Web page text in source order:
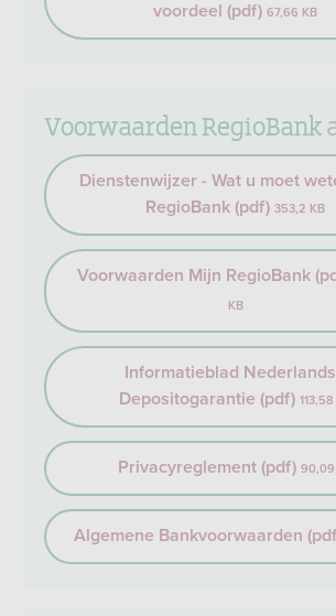
voordeel (pdf) 67,66 KB
Voorwaarden RegioBank
Dienstenwijzer - Wat u moet
RegioBank (pdf) 353,2 KB
Voorwaarden Mijn RegioBank
KB
Informatieblad
Depositogarantie (pdf) 113,58
Privacyreglement (pdf) 90,09
Algemene Bankvoorwaarden